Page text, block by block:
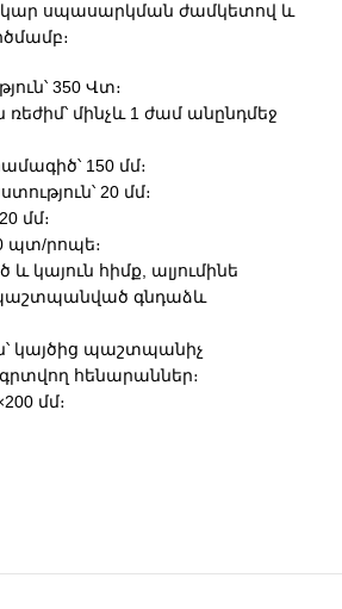
սպասարկման ժամկետով և
350 Վտ։
մինչև 1 ժամ անընդմեջ
150 մմ։
20 մմ։
մմ։
պտ/րոպե։
և կայուն հիմք, ալյումինե
պաշտպանված գնդաձև
կայծից պաշտպանիչ
հենարաններ։
մմ։